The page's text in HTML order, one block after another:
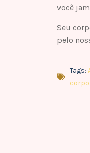
você
Seu
pelo
Tags: